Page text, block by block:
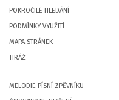
POKROČILÉ HLEDÁNÍ
PODMÍNKY VYUŽITÍ
MAPA STRÁNEK
TIRÁŽ
MELODIE PÍSNÍ ZPĚVNÍKU